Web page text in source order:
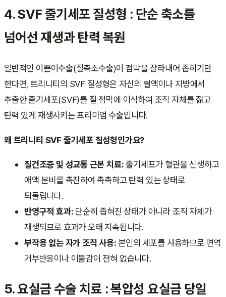
4. SVF 줄기세포 질성형 : 단순 축소를
넘어선 재생과 탄력 복원
일반적인 이쁜이수술(질축소수술)이 점막을 잘라내어 좁히기만
한다면, 트리니티의 SVF 질성형은 자신의 혈액이나 지방에서
추출한 줄기세포(SVF)를 질 점막에 이식하여 조직 자체를 젊고
탄력 있게 재생시키는 프리미엄 수술입니다.
왜 트리니티 SVF 줄기세포 질성형인가요?
질건조증 및 성교통 근본 치료:줄기세포가 혈관을 신생하고
애액 분비를 촉진하여 촉촉하고 탄력 있는 상태로
되돌립니다.
반영구적 효과: 단순히 좁혀진 상태가 아니라 조직 자체가
재생되므로 효과가 오래 지속됩니다.
부작용 없는 자가 조직 사용:본인의 세포를 사용하므로 면역
거부반응이나 이물감이 전혀 없습니다.
5. 요실금 수술 치료 : 복압성 요실금 당일